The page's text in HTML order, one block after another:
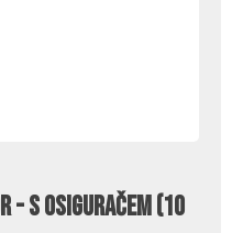
- s osiguračem (10